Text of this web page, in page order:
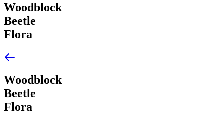
Woodblock
Beetle
Flora
Woodblock
Beetle
Flora